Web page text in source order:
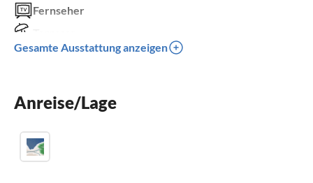
Fernseher
Spülmaschine
Sauna
Gesamte Ausstattung anzeigen
Anreise/Lage